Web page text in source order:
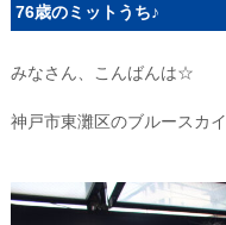
76歳のミットうち♪
みなさん、こんばんは☆
神戸市東灘区のブルースカ